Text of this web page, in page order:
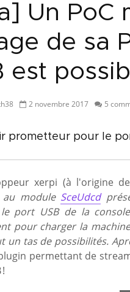
Un PoC
de sa
est
2 novembre 2017 5
prometteur pour le
xerpi (à l'origine
au module SceUdcd
port USB de la
pour charger la
un tas de possibilités.
permettant de